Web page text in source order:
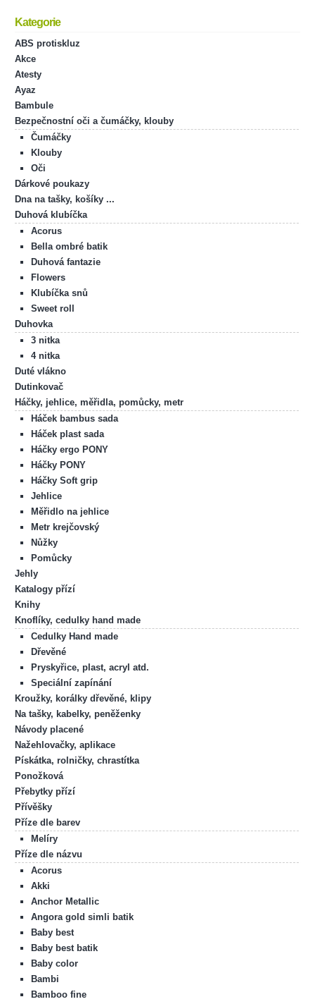
Kategorie
ABS protiskluz
Akce
Atesty
Ayaz
Bambule
Bezpečnostní oči a čumáčky, klouby
Čumáčky
Klouby
Oči
Dárkové poukazy
Dna na tašky, košíky ...
Duhová klubíčka
Acorus
Bella ombré batik
Duhová fantazie
Flowers
Klubíčka snů
Sweet roll
Duhovka
3 nitka
4 nitka
Duté vlákno
Dutinkovač
Háčky, jehlice, měřidla, pomůcky, metr
Háček bambus sada
Háček plast sada
Háčky ergo PONY
Háčky PONY
Háčky Soft grip
Jehlice
Měřidlo na jehlice
Metr krejčovský
Nůžky
Pomůcky
Jehly
Katalogy přízí
Knihy
Knoflíky, cedulky hand made
Cedulky Hand made
Dřevěné
Pryskyřice, plast, acryl atd.
Speciální zapínání
Kroužky, korálky dřevěné, klipy
Na tašky, kabelky, peněženky
Návody placené
Nažehlovačky, aplikace
Pískátka, rolničky, chrastítka
Ponožková
Přebytky přízí
Přívěšky
Příze dle barev
Melíry
Příze dle názvu
Acorus
Akki
Anchor Metallic
Angora gold simli batik
Baby best
Baby best batik
Baby color
Bambi
Bamboo fine